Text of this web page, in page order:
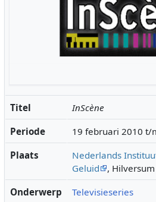
Titel
InScène
Periode
19 februari 2010 t/
Plaats
Nederlands
Geluid
, Hilversum
Onderwerp
Televisieseries